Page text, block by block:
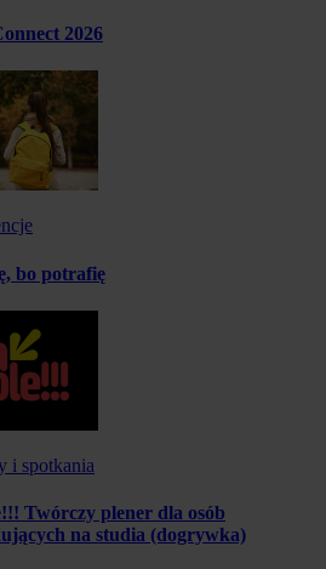
2026
bo potrafię
i spotkania
Twórczy plener dla osób
na studia (dogrywka)